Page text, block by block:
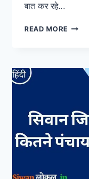
बात कर रहे…
READ MORE SIWAN